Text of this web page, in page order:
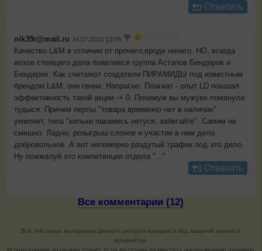
Ответить
nik39r@mail.ru 24.07.2010 13:09
Качество L&M в отличии от прочего,вроде ничего. НО, всегда
возле стоящего дела появляеся группа Астапов Бендеров и
Бендерих. Как считаяют создатели ПИРАМИДЫ под известным
брендом L&M, они гении. Напрасно. Плагиат - опыт LD показал
эффективность такой акции -+ 0. Почемуж вы мужуки ломанули
тудыся. Причем перлы "товара временно нет в наличии"
умиляет, типа "кильки пакамесь нетуся, забегайте". Самим не
смешно. Ладно, розыгрыш слонов и участие в нем дело
добровольное. А вот непомерно раздутый трафик под это дело.
Ну пожжалуй это компетенция отдела "..."
Ответить
Все комментарии (12)
Все текстовые материалы данного ресурса находятся под защитой закона о
копирайтах.
Использование возможно только, если вы готовы разместить предложенную активную